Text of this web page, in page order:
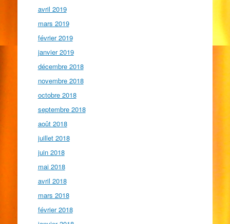
avril 2019
mars 2019
février 2019
janvier 2019
décembre 2018
novembre 2018
octobre 2018
septembre 2018
août 2018
juillet 2018
juin 2018
mai 2018
avril 2018
mars 2018
février 2018